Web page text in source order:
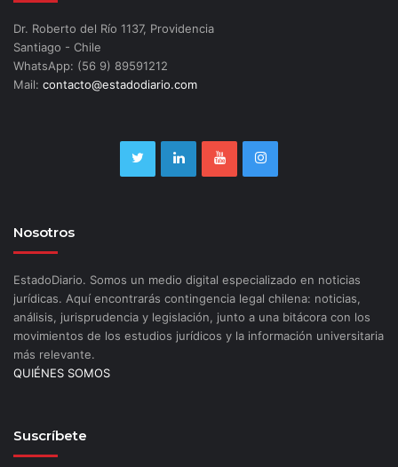
Dr. Roberto del Río 1137, Providencia
Santiago - Chile
WhatsApp: (56 9) 89591212
Mail: contacto@estadodiario.com
Nosotros
EstadoDiario. Somos un medio digital especializado en noticias
jurídicas. Aquí encontrarás contingencia legal chilena: noticias,
análisis, jurisprudencia y legislación, junto a una bitácora con los
movimientos de los estudios jurídicos y la información universitaria
más relevante.
QUIÉNES SOMOS
Suscríbete